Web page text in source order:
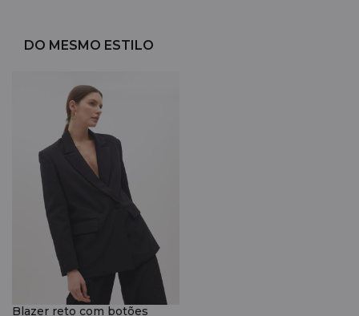
DO MESMO ESTILO
Blazer reto com botões